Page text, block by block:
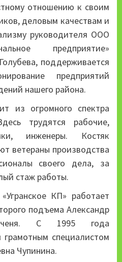
отношению к своим
деловым качествам и
руководителя ООО
предприятие»
поддерживается
предприятий
нашего района.
из огромного спектра
трудятся рабочие,
инженеры. Костяк
ветераны производства
своего дела, за
стаж работы.
КП» работает
подъема Александр
С 1995 года
грамотным специалистом
Чупинина.